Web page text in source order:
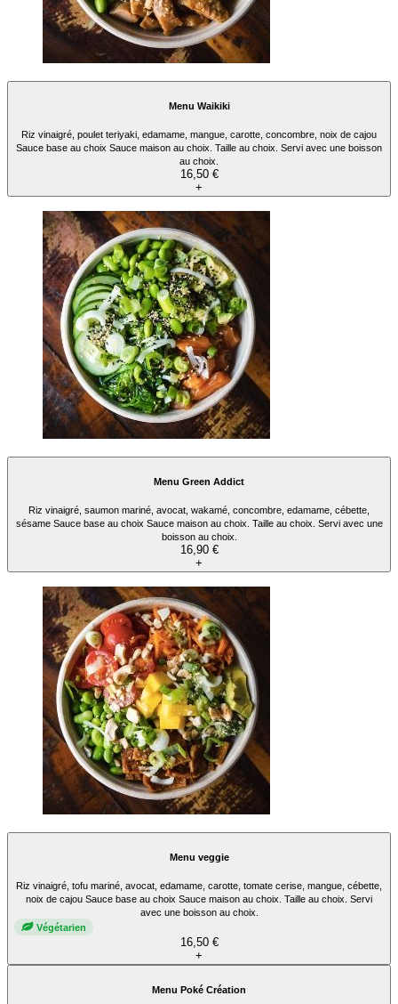
Menu Waikiki
Riz vinaigré, poulet teriyaki, edamame, mangue, carotte, concombre, noix de cajou
Sauce base au choix Sauce maison au choix. Taille au choix. Servi avec une boisson
au choix.
16,50 €
+
Menu Green Addict
Riz vinaigré, saumon mariné, avocat, wakamé, concombre, edamame, cébette,
sésame Sauce base au choix Sauce maison au choix. Taille au choix. Servi avec une
boisson au choix.
16,90 €
+
Menu veggie
Riz vinaigré, tofu mariné, avocat, edamame, carotte, tomate cerise, mangue, cébette,
noix de cajou Sauce base au choix Sauce maison au choix. Taille au choix. Servi
avec une boisson au choix.
Végétarien
16,50 €
+
Menu Poké Création